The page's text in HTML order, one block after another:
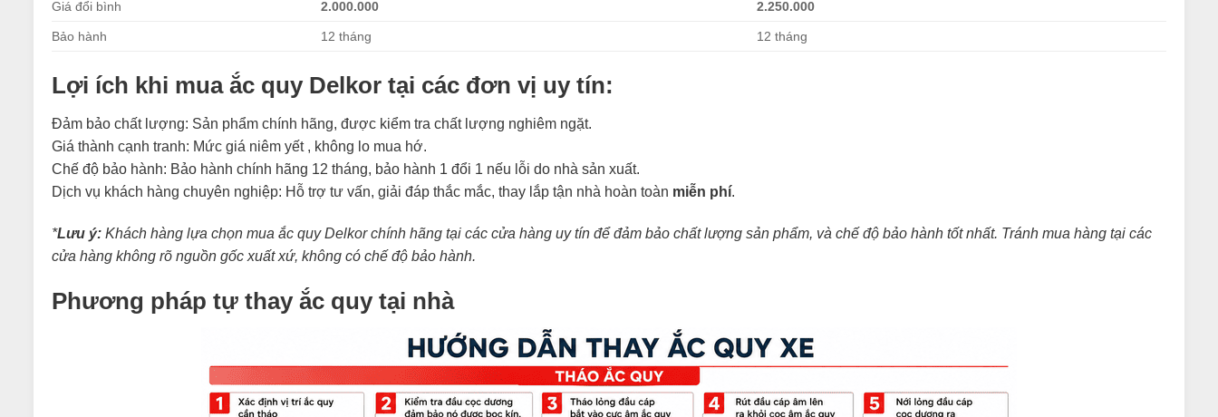
Giá đổi bình 2.000.000 2.250.000
Bảo hành 12 tháng 12 tháng
Lợi ích khi mua ắc quy Delkor tại các đơn vị uy tín:
Đảm bảo chất lượng: Sản phẩm chính hãng, được kiểm tra chất lượng nghiêm ngặt.
Giá thành cạnh tranh: Mức giá niêm yết , không lo mua hớ.
Chế độ bảo hành: Bảo hành chính hãng 12 tháng, bảo hành 1 đổi 1 nếu lỗi do nhà sản xuất.
Dịch vụ khách hàng chuyên nghiệp: Hỗ trợ tư vấn, giải đáp thắc mắc, thay lắp tận nhà hoàn toàn miễn phí.
*Lưu ý: Khách hàng lựa chọn mua ắc quy Delkor chính hãng tại các cửa hàng uy tín để đảm bảo chất lượng sản phẩm, và chế độ bảo hành tốt nhất. Tránh mua hàng tại các
cửa hàng không rõ nguồn gốc xuất xứ, không có chế độ bảo hành.
Phương pháp tự thay ắc quy tại nhà